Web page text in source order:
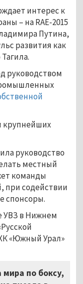
интерес к
– на RAE-2015
Путина,
развития как
руководством
крупнейших
руководство
местный
команды
при содействии
спонсоры.
УВЗ в Нижнем
«Южный Урал»
по боксу,